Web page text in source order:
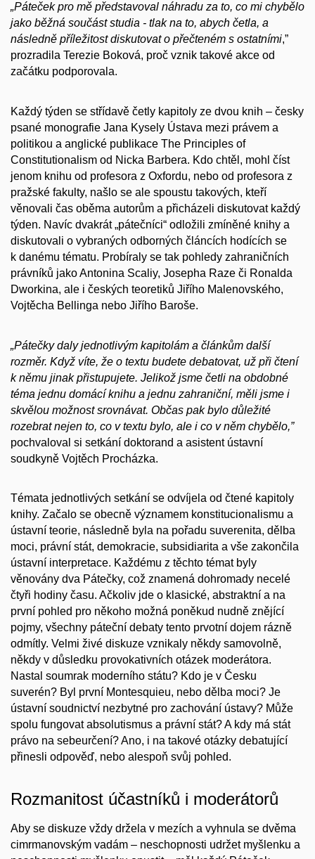
„Páteček pro mě představoval náhradu za to, co mi chybělo
jako běžná součást studia - tlak na to, abych četla, a
následně příležitost diskutovat o přečteném s ostatními,”
prozradila Terezie Boková, proč vznik takové akce od
začátku podporovala.
Každý týden se střídavě četly kapitoly ze dvou knih – česky
psané monografie Jana Kysely Ústava mezi právem a
politikou a anglické publikace The Principles of
Constitutionalism od Nicka Barbera. Kdo chtěl, mohl číst
jenom knihu od profesora z Oxfordu, nebo od profesora z
pražské fakulty, našlo se ale spoustu takových, kteří
věnovali čas oběma autorům a přicházeli diskutovat každý
týden. Navíc dvakrát „pátečníci“ odložili zmíněné knihy a
diskutovali o vybraných odborných článcích hodících se
k danému tématu. Probíraly se tak pohledy zahraničních
právníků jako Antonina Scaliy, Josepha Raze či Ronalda
Dworkina, ale i českých teoretiků Jiřího Malenovského,
Vojtěcha Bellinga nebo Jiřího Baroše.
„Pátečky daly jednotlivým kapitolám a článkům další
rozměr. Když víte, že o textu budete debatovat, už při čtení
k němu jinak přistupujete. Jelikož jsme četli na obdobné
téma jednu domácí knihu a jednu zahraniční, měli jsme i
skvělou možnost srovnávat. Občas pak bylo důležité
rozebrat nejen to, co v textu bylo, ale i co v něm chybělo,”
pochvaloval si setkání doktorand a asistent ústavní
soudkyně Vojtěch Procházka.
Témata jednotlivých setkání se odvíjela od čtené kapitoly
knihy. Začalo se obecně významem konstitucionalismu a
ústavní teorie, následně byla na pořadu suverenita, dělba
moci, právní stát, demokracie, subsidiarita a vše zakončila
ústavní interpretace. Každému z těchto témat byly
věnovány dva Pátečky, což znamená dohromady necelé
čtyři hodiny času. Ačkoliv jde o klasické, abstraktní a na
první pohled pro někoho možná poněkud nudně znějící
pojmy, všechny páteční debaty tento prvotní dojem rázně
odmítly. Velmi živé diskuze vznikaly někdy samovolně,
někdy v důsledku provokativních otázek moderátora.
Nastal soumrak moderního státu? Kdo je v Česku
suverén? Byl první Montesquieu, nebo dělba moci? Je
ústavní soudnictví nezbytné pro zachování ústavy? Může
spolu fungovat absolutismus a právní stát? A kdy má stát
právo na sebeurčení? Ano, i na takové otázky debatující
přinesli odpověď, nebo alespoň svůj pohled.
Rozmanitost účastníků i moderátorů
Aby se diskuze vždy držela v mezích a vyhnula se dvěma
cimrmanovským vadám – neschopnosti udržet myšlenku a